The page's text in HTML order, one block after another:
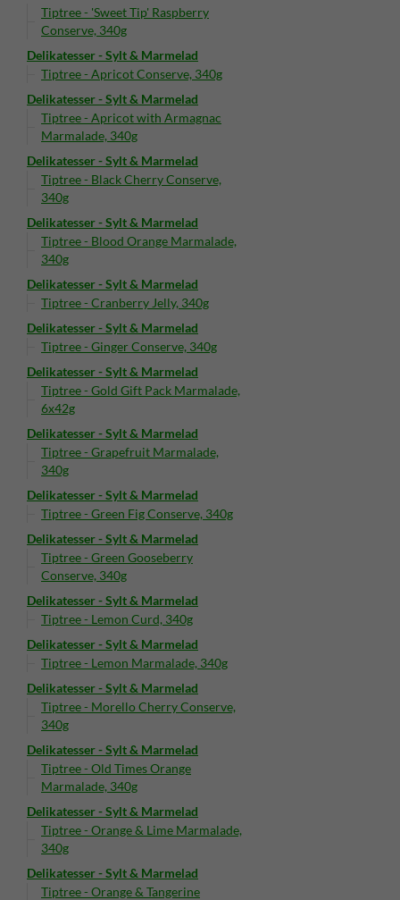
Tiptree - 'Sweet Tip' Raspberry
Conserve, 340g
Delikatesser - Sylt & Marmelad
Tiptree - Apricot Conserve, 340g
Delikatesser - Sylt & Marmelad
Tiptree - Apricot with Armagnac
Marmalade, 340g
Delikatesser - Sylt & Marmelad
Tiptree - Black Cherry Conserve,
340g
Delikatesser - Sylt & Marmelad
Tiptree - Blood Orange Marmalade,
340g
Delikatesser - Sylt & Marmelad
Tiptree - Cranberry Jelly, 340g
Delikatesser - Sylt & Marmelad
Tiptree - Ginger Conserve, 340g
Delikatesser - Sylt & Marmelad
Tiptree - Gold Gift Pack Marmalade,
6x42g
Delikatesser - Sylt & Marmelad
Tiptree - Grapefruit Marmalade,
340g
Delikatesser - Sylt & Marmelad
Tiptree - Green Fig Conserve, 340g
Delikatesser - Sylt & Marmelad
Tiptree - Green Gooseberry
Conserve, 340g
Delikatesser - Sylt & Marmelad
Tiptree - Lemon Curd, 340g
Delikatesser - Sylt & Marmelad
Tiptree - Lemon Marmalade, 340g
Delikatesser - Sylt & Marmelad
Tiptree - Morello Cherry Conserve,
340g
Delikatesser - Sylt & Marmelad
Tiptree - Old Times Orange
Marmalade, 340g
Delikatesser - Sylt & Marmelad
Tiptree - Orange & Lime Marmalade,
340g
Delikatesser - Sylt & Marmelad
Tiptree - Orange & Tangerine